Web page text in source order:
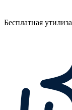
Бесплатная